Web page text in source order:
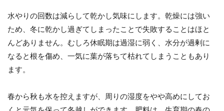
水やりの回数は減らして乾かし気味にします。乾燥には強い
ため、冬に乾かし過ぎてしまったことで失敗することはほと
んどありません。むしろ休眠期は過湿に弱く、水分が過剰に
なると根を傷め、一気に葉が落ちて枯れてしまうこともあり
ます。
春から秋も水を控えますが、周りの湿度をやや高めにしてお